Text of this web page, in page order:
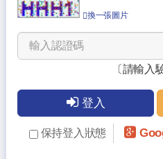
換一張圖片
〔請輸入
登入
保持登入狀態